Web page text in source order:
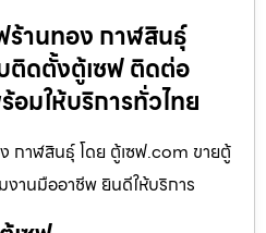
ร้านทอง กาฬสินธุ์
ติดตั้งตู้เซฟ ติดต่อ
มให้บริการทั่วไทย
กาฬสินธุ์ โดย ตู้เซฟ.com ขายตู้
านมืออาชีพ ยินดีให้บริการ